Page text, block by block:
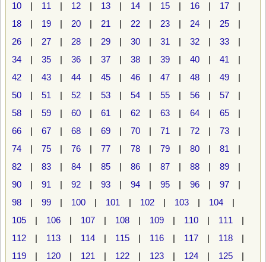
10 | 11 | 12 | 13 | 14 | 15 | 16 | 17 |
18 | 19 | 20 | 21 | 22 | 23 | 24 | 25 |
26 | 27 | 28 | 29 | 30 | 31 | 32 | 33 |
34 | 35 | 36 | 37 | 38 | 39 | 40 | 41 |
42 | 43 | 44 | 45 | 46 | 47 | 48 | 49 |
50 | 51 | 52 | 53 | 54 | 55 | 56 | 57 |
58 | 59 | 60 | 61 | 62 | 63 | 64 | 65 |
66 | 67 | 68 | 69 | 70 | 71 | 72 | 73 |
74 | 75 | 76 | 77 | 78 | 79 | 80 | 81 |
82 | 83 | 84 | 85 | 86 | 87 | 88 | 89 |
90 | 91 | 92 | 93 | 94 | 95 | 96 | 97 |
98 | 99 | 100 | 101 | 102 | 103 | 104 |
105 | 106 | 107 | 108 | 109 | 110 | 111 |
112 | 113 | 114 | 115 | 116 | 117 | 118 |
119 | 120 | 121 | 122 | 123 | 124 | 125 |